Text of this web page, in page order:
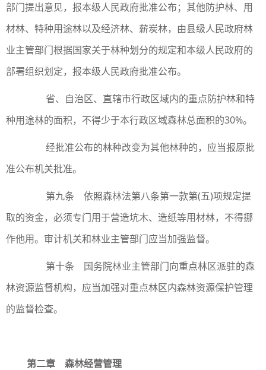
部门提出意见，报本级人民政府批准公布；其他防护林、用
材林、特种用途林以及经济林、薪炭林，由县级人民政府林
业主管部门根据国家关于林种划分的规定和本级人民政府的
部署组织划定，报本级人民政府批准公布。
省、自治区、直辖市行政区域内的重点防护林和特
种用途林的面积，不得少于本行政区域森林总面积的30%。
经批准公布的林种改变为其他林种的，应当报原批
准公布机关批准。
第九条 依照森林法第八条第一款第(五)项规定提
取的资金，必须专门用于营造坑木、造纸等用材林，不得挪
作他用。审计机关和林业主管部门应当加强监督。
第十条 国务院林业主管部门向重点林区派驻的森
林资源监督机构，应当加强对重点林区内森林资源保护管理
的监督检查。
第二章 森林经营管理